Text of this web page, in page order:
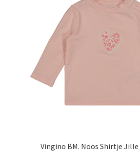
Vingino BM. Noos Shirtje Jille